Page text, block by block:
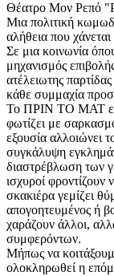
Θέατρο Μον Ρεπό
Μια πολιτική
αλήθεια που
Σε μια κοινωνία
μηχανισμός
ατέλειωτης
κάθε συμμαχία
Το ΠΡΙΝ ΤΟ ΜΑΤ
φωτίζει με
εξουσία αλλοιώνει
συγκάλυψη
διαστρέβλωση των
ισχυροί
σκακιέρα γεμίζει
απογοητευμένος ή
χαράζουν άλλοι,
συμφερόντων.
Μήπως να
ολοκληρωθεί η